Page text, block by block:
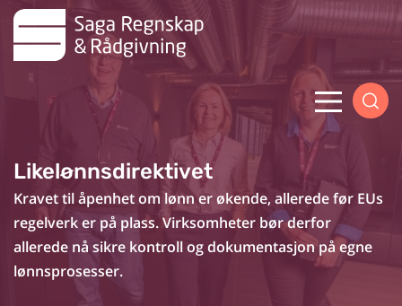
Skip
content
Menu
Likelønnsdirektivet
Kravet til åpenhet om lønn er økende, allerede før EUs
regelverk er på plass. Virksomheter bør derfor
allerede nå sikre kontroll og dokumentasjon på egne
lønnsprosesser.